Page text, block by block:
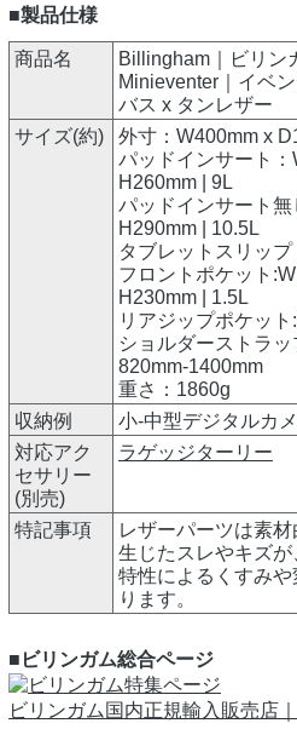
■製品仕様
商品名
Billingham｜ビリン
Minieventer｜イベ
バス x タンレザー
サイズ(約)
外寸：W400mm x
パッドインサート
H260mm | 9L
パッドインサート
H290mm | 10.5L
タブレットスリッ
フロントポケット
H230mm | 1.5L
リアジップポケッ
ショルダーストラ
820mm-1400mm
重さ：1860g
収納例
小-中型デジタルカ
対応アク
セサリー
(別売)
ラゲッジターリー
特記事項
レザーパーツは素
生じたスレやキズ
特性によるくすみ
ります。
■ビリンガム総合ページ
ビリンガム国内正規輸入販売店